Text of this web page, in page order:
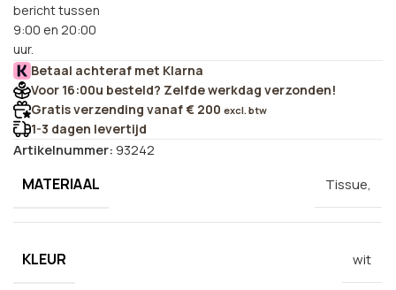
bericht tussen
9:00 en 20:00
uur.
Betaal achteraf met Klarna
Voor 16:00u besteld? Zelfde werkdag verzonden!
Gratis verzending vanaf € 200 excl. btw
1-3 dagen levertijd
Artikelnummer: 93242
MATERIAAL Tissue,
KLEUR wit